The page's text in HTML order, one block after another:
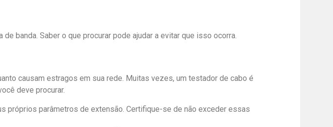
banda. Saber o que procurar pode ajudar a evitar que isso ocorra.
causam estragos em sua rede. Muitas vezes, um testador de cabo é
deve procurar.
próprios parâmetros de extensão. Certifique-se de não exceder essas